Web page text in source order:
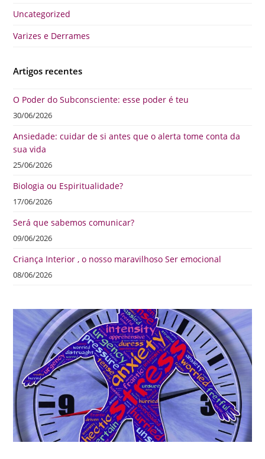
Uncategorized
Varizes e Derrames
Artigos recentes
O Poder do Subconsciente: esse poder é teu
30/06/2026
Ansiedade: cuidar de si antes que o alerta tome conta da
sua vida
25/06/2026
Biologia ou Espiritualidade?
17/06/2026
Será que sabemos comunicar?
09/06/2026
Criança Interior , o nosso maravilhoso Ser emocional
08/06/2026